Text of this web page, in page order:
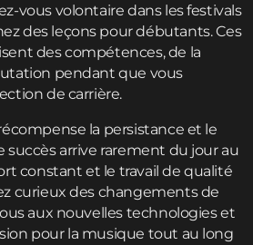
vous volontaire dans les festivals
des leçons pour débutants. Ces
des compétences, de la
pendant que vous
de carrière.
la persistance et le
succès arrive rarement du jour au
constant et le travail de qualité
curieux des changements de
aux nouvelles technologies et
pour la musique tout au long